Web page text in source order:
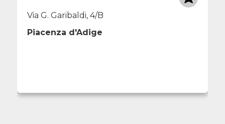
Via G. Garibaldi, 4/B
Piacenza d'Adige